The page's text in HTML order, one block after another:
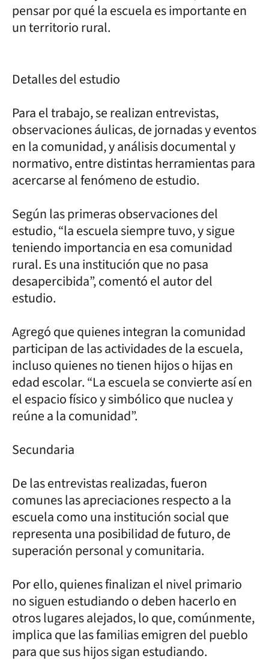
pensar por qué la escuela es importante en
un territorio rural.
Detalles del estudio
Para el trabajo, se realizan entrevistas,
observaciones áulicas, de jornadas y eventos
en la comunidad, y análisis documental y
normativo, entre distintas herramientas para
acercarse al fenómeno de estudio.
Según las primeras observaciones del
estudio, “la escuela siempre tuvo, y sigue
teniendo importancia en esa comunidad
rural. Es una institución que no pasa
desapercibida”, comentó el autor del
estudio.
Agregó que quienes integran la comunidad
participan de las actividades de la escuela,
incluso quienes no tienen hijos o hijas en
edad escolar. “La escuela se convierte así en
el espacio físico y simbólico que nuclea y
reúne a la comunidad”.
Secundaria
De las entrevistas realizadas, fueron
comunes las apreciaciones respecto a la
escuela como una institución social que
representa una posibilidad de futuro, de
superación personal y comunitaria.
Por ello, quienes finalizan el nivel primario
no siguen estudiando o deben hacerlo en
otros lugares alejados, lo que, comúnmente,
implica que las familias emigren del pueblo
para que sus hijos sigan estudiando.